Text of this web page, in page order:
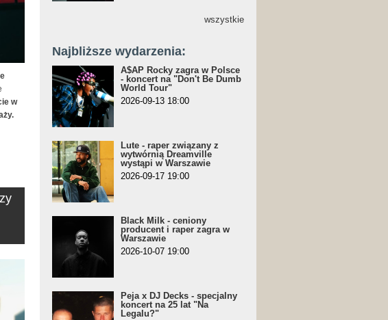
w
wszystkie
Najbliższe wydarzenia:
A$AP Rocky zagra w Polsce
- koncert na "Don't Be Dumb
World Tour"
2026-09-13 18:00
Lute - raper związany z
wytwórnią Dreamville
wystąpi w Warszawie
2026-09-17 19:00
Black Milk - ceniony
producent i raper zagra w
Warszawie
2026-10-07 19:00
Peja x DJ Decks - specjalny
koncert na 25 lat "Na
Legalu?"